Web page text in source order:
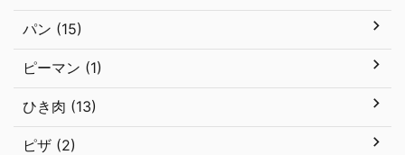
パン (15)
ピーマン (1)
ひき肉 (13)
ピザ (2)